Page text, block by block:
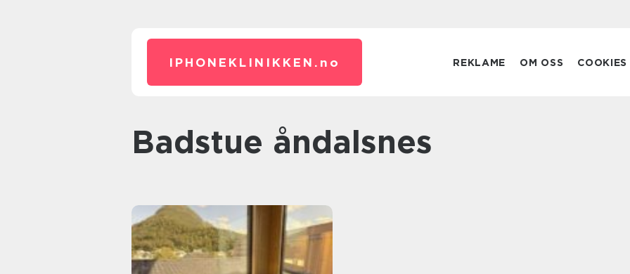
IPHONEKLINIKKEN. no REKLAME OM OSS COOKIES
badstue åndalsnes